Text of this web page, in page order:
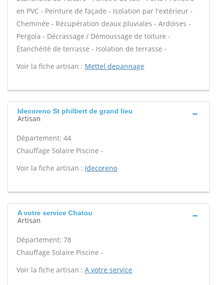
en PVC - Peinture de façade - Isolation par l'extérieur -
Cheminée - Récupération deaux pluviales - Ardoises -
Pergola - Décrassage / Démoussage de toiture -
Étanchéité de terrasse - Isolation de terrasse -
Voir la fiche artisan : Mettel depannage
Idecoreno St philbert de grand lieu
Artisan
Département: 44
Chauffage Solaire Piscine -
Voir la fiche artisan : Idecoreno
A votre service Chatou
Artisan
Département: 78
Chauffage Solaire Piscine -
Voir la fiche artisan : A votre service